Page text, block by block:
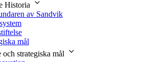
Historia
av Sandvik
mål
strategiska mål